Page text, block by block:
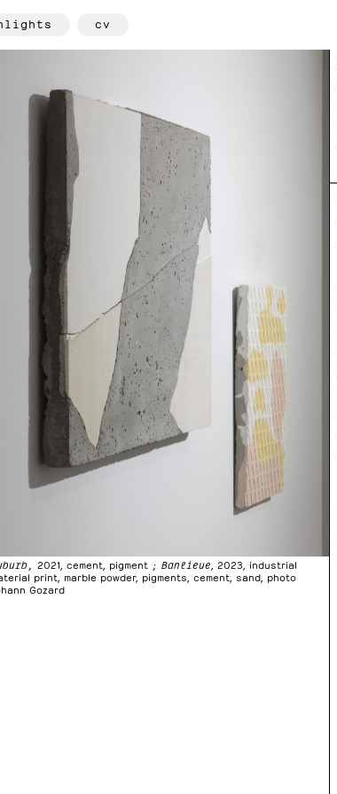
cv
2021, cement, pigment ; Banlieue, 2023, industrial
print, marble powder, pigments, cement, sand, photo
Gozard